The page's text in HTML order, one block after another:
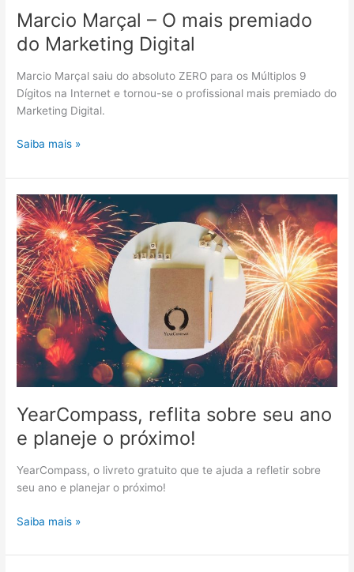
Marcio Marçal – O mais premiado
do Marketing Digital
Marcio Marçal saiu do absoluto ZERO para os Múltiplos 9
Dígitos na Internet e tornou-se o profissional mais premiado do
Marketing Digital.
Marcio
–
O
mais
premiado
do
Marketing
Digital
Saiba mais »
YearCompass, reflita sobre seu ano
e planeje o próximo!
YearCompass, o livreto gratuito que te ajuda a refletir sobre
seu ano e planejar o próximo!
YearCompass,
sobre
Saiba mais »